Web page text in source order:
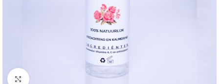
Klik om te vergroten